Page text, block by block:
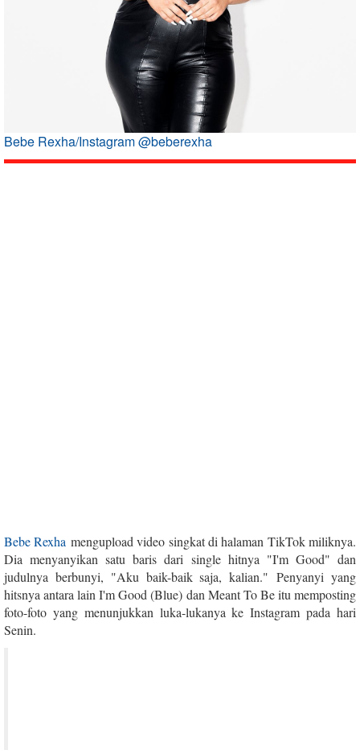
Bebe Rexha/Instagram @beberexha
Bebe Rexha mengupload video singkat di halaman TikTok miliknya.
Dia menyanyikan satu baris dari single hitnya "I'm Good" dan
judulnya berbunyi, "Aku baik-baik saja, kalian." Penyanyi yang
hitsnya antara lain I'm Good (Blue) dan Meant To Be itu memposting
foto-foto yang menunjukkan luka-lukanya ke Instagram pada hari
Senin.